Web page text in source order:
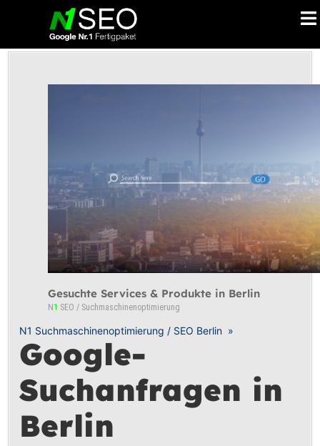
Gesuchte Services & Produkte in Berlin
N1 SEO / Suchmaschinenoptimierung
N1 Suchmaschinenoptimierung / SEO Berlin »
Google-
Suchanfragen in
Berlin